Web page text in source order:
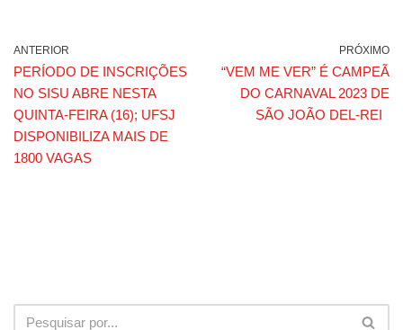
ANTERIOR
PERÍODO DE INSCRIÇÕES
NO SISU ABRE NESTA
QUINTA-FEIRA (16); UFSJ
DISPONIBILIZA MAIS DE
1800 VAGAS
PRÓXIMO
“VEM ME VER” É CAMPEÃ
DO CARNAVAL 2023 DE
SÃO JOÃO DEL-REI